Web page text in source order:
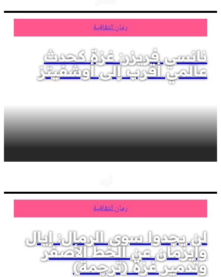
رمان الثقافية
نانسي فريزر: غزة كحدث
عالمي أقرب إلى أوشفيتز
رمان الثقافية
لن يجدوا سوى الرمال: إيال
وايزمان عن الخط الأصفر
وتدمير غزة (ترجمة)